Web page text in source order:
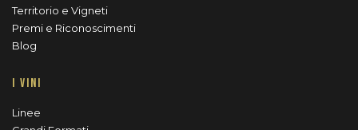
Territorio e Vigneti
Premi e Riconoscimenti
Blog
I VINI
Linee